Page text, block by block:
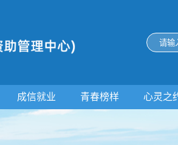
成信就业 青春榜样 心灵之